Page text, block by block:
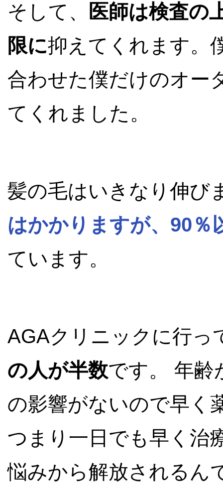
そして、
医師は検査の
限に抑えてくれます。
合わせた僕だけのオー
てくれました。
髪の毛はいきなり伸び
はかかりますが、90％
ています。
AGAクリニックに行っ
の人が半数です。 年齢
の影響がないので早く
つまり一日でも早く治
悩みから解放されるん